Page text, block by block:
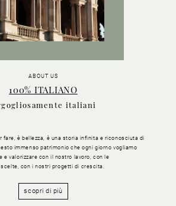
ABOUT US
100% ITALIANO
italiani
fare, è bellezza, è una storia infinita e riconosciuta di
immenso patrimonio che ogni giorno vogliamo
e valorizzare con il nostro lavoro, con le
scelte, con i nostri progetti di crescita.
scopri di più